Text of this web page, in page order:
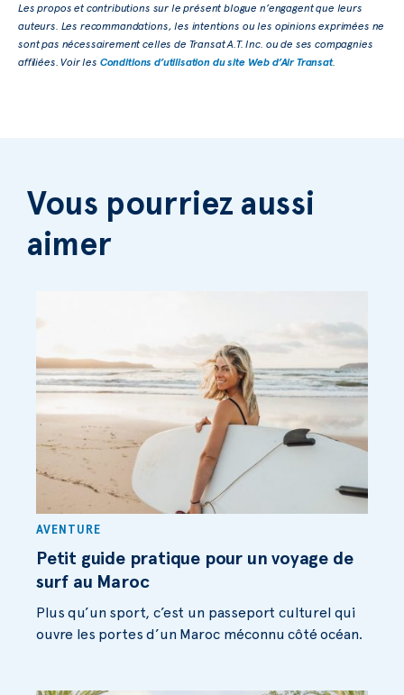
Les propos et contributions sur le présent blogue n’engagent que leurs
auteurs. Les recommandations, les intentions ou les opinions exprimées ne
sont pas nécessairement celles de Transat A.T. Inc. ou de ses compagnies
affiliées. Voir les Conditions d’utilisation du site Web d’Air Transat.
Vous pourriez aussi
aimer
AVENTURE
Petit guide pratique pour un voyage de
surf au Maroc
Plus qu’un sport, c’est un passeport culturel qui
ouvre les portes d’un Maroc méconnu côté océan.